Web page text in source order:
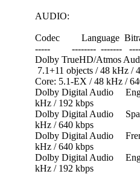
AUDIO:
Codec Language
----- -------- -------
Dolby TrueHD/Atmos
7.1+11 objects / 48 kHz /
Core: 5.1-EX / 48 kHz /
Dolby Digital Audio
kHz / 192 kbps
Dolby Digital Audio
kHz / 640 kbps
Dolby Digital Audio
kHz / 640 kbps
Dolby Digital Audio
kHz / 192 kbps